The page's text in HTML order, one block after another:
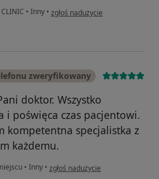
Oddział Śląsko-Opolski
• Inny • w opinii użytkownika Wdzięczny
zgłoś nadużycie
zweryfikowany
doktor. Wszystko
i poświęca czas pacjentowi.
kompetentna specjalistka z
każdemu.
• Inny • w opinii użytkownika Agata
zgłoś nadużycie